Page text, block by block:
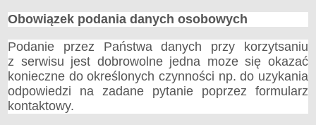
Biblioteka Publiczna w Lubieniu Kujawskim
ŻŁOBEK SAMORZĄDOWY 'DWORKOWE SKRZATY'
Informacje Ogólne
Statut
Zarządzenia
Ogłoszenia
Obowiązek podania danych osobowych
Podanie przez Państwa danych przy korzytsaniu
z serwisu jest dobrowolne jedna moze się okazać
konieczne do określonych czynności np. do uzykania
odpowiedzi na zadane pytanie poprzez formularz
kontaktowy.